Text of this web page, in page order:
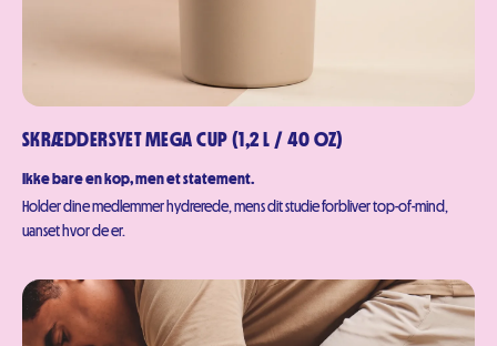
SKRÆDDERSYET MEGA CUP (1,2 L / 40 OZ)
Ikke bare en kop, men et statement.
Holder dine medlemmer hydrerede, mens dit studie forbliver top-of-mind,
uanset hvor de er.